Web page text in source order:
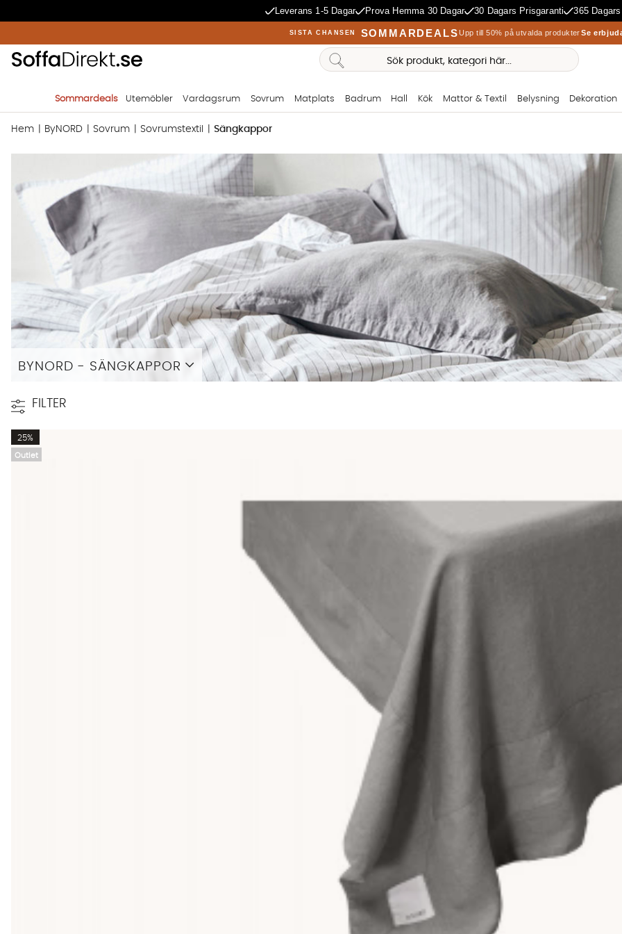
Leverans 1-5 Dagar Prova Hemma 30 Dagar 30 Dagars Prisgaranti 365
SISTA CHANSEN SOMMARDEALSUpp till 50% på utvalda produkterSe
Sommardeals Utemöbler Vardagsrum Sovrum Matplats Badrum Hall Kök Mattor & Textil Belysning Dekoration
Hem ByNORD Sovrum Sovrumstextil Sängkappor
BYNORD - SÄNGKAPPOR
FILTER
Outlet
25%